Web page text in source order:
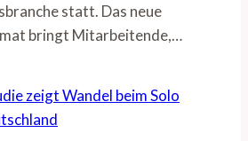
statt. Das neue
bringt Mitarbeitende,…